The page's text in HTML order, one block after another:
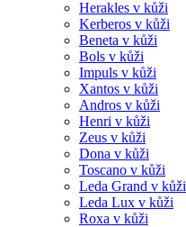
Herakles v kůži
Kerberos v kůži
Beneta v kůži
Bols v kůži
Impuls v kůži
Xantos v kůži
Andros v kůži
Henri v kůži
Zeus v kůži
Dona v kůži
Toscano v kůži
Leda Grand v kůži
Leda Lux v kůži
Roxa v kůži